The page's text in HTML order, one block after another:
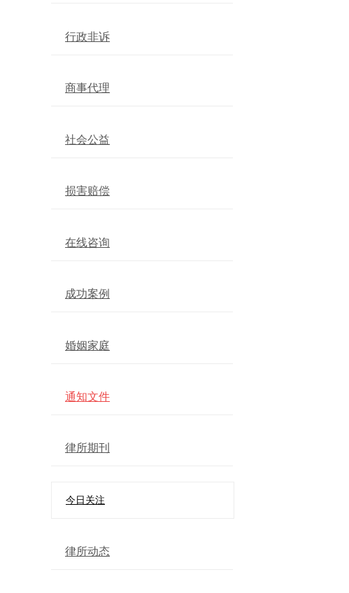
行政非诉
商事代理
社会公益
损害赔偿
在线咨询
成功案例
婚姻家庭
通知文件
律所期刊
今日关注
律所动态